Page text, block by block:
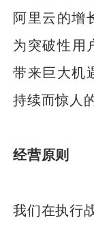
阿里云的增
为突破性用
带来巨大机
持续而惊人
经营原则
我们在执行